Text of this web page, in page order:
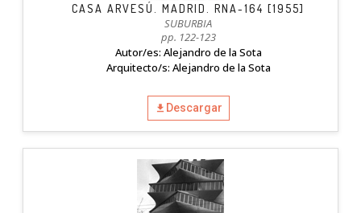
CASA ARVESÚ. MADRID. RNA-164 [1955]
SUBURBIA
pp. 122-123
Autor/es: Alejandro de la Sota
Arquitecto/s: Alejandro de la Sota
Descargar